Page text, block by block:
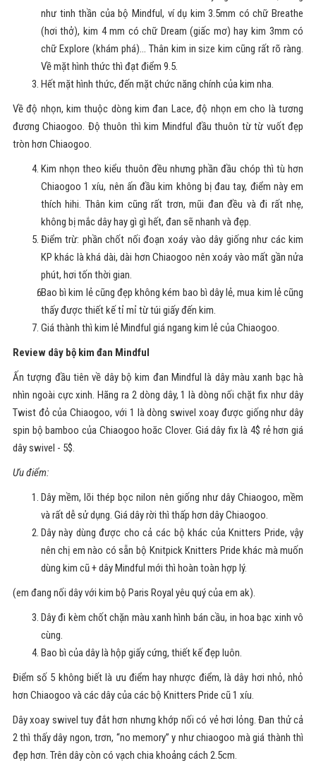
như tinh thần của bộ Mindful, ví dụ kim 3.5mm có chữ Breathe
(hơi thở), kim 4 mm có chữ Dream (giấc mơ) hay kim 3mm có
chữ Explore (khám phá)... Thân kim in size kim cũng rất rõ ràng.
Về mặt hình thức thì đạt điểm 9.5.
Hết mặt hình thức, đến mặt chức năng chính của kim nha.
Về độ nhọn, kim thuộc dòng kim đan Lace, độ nhọn em cho là tương
đương Chiaogoo. Độ thuôn thì kim Mindful đầu thuôn từ từ vuốt đẹp
tròn hơn Chiaogoo.
Kim nhọn theo kiểu thuôn đều nhưng phần đầu chóp thì tù hơn
Chiaogoo 1 xíu, nên ấn đầu kim không bị đau tay, điểm này em
thích hihi. Thân kim cũng rất trơn, mũi đan đều và đi rất nhẹ,
không bị mắc dây hay gì gì hết, đan sẽ nhanh và đẹp.
Điểm trừ: phần chốt nối đoạn xoáy vào dây giống như các kim
KP khác là khá dài, dài hơn Chiaogoo nên xoáy vào mất gần nửa
phút, hơi tốn thời gian.
Bao bì kim lẻ cũng đẹp không kém bao bì dây lẻ, mua kim lẻ cũng
thấy được thiết kế tỉ mỉ từ túi giấy đến kim.
Giá thành thì kim lẻ Mindful giá ngang kim lẻ của Chiaogoo.
Review dây bộ kim đan Mindful
Ấn tượng đầu tiên về dây bộ kim đan Mindful là dây màu xanh bạc hà
nhìn ngoài cực xinh. Hãng ra 2 dòng dây, 1 là dòng nối chặt fix như dây
Twist đỏ của Chiaogoo, với 1 là dòng swivel xoay được giống như dây
spin bộ bamboo của Chiaogoo hoăc Clover. Giá dây fix là 4$ rẻ hơn giá
dây swivel - 5$.
Ưu điểm:
Dây mềm, lõi thép bọc nilon nên giống như dây Chiaogoo, mềm
và rất dễ sử dụng. Giá dây rời thì thấp hơn dây Chiaogoo.
Dây này dùng được cho cả các bộ khác của Knitters Pride, vậy
nên chị em nào có sẵn bộ Knitpick Knitters Pride khác mà muốn
dùng kim cũ + dây Mindful mới thì hoàn toàn hợp lý.
(em đang nối dây với kim bộ Paris Royal yêu quý của em ak).
Dây đi kèm chốt chặn màu xanh hình bán cầu, in hoa bạc xinh vô
cùng.
Bao bì của dây là hộp giấy cứng, thiết kế đẹp luôn.
Điểm số 5 không biết là ưu điểm hay nhược điểm, là dây hơi nhỏ, nhỏ
hơn Chiaogoo và các dây của các bộ Knitters Pride cũ 1 xíu.
Dây xoay swivel tuy đắt hơn nhưng khớp nối có vẻ hơi lỏng. Đan thử cả
2 thì thấy dây ngon, trơn, “no memory” y như chiaogoo mà giá thành thì
đẹp hơn. Trên dây còn có vạch chia khoảng cách 2.5cm.